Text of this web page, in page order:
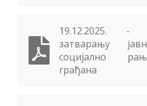
19.12.2025. -
затварању
социјално
грађана